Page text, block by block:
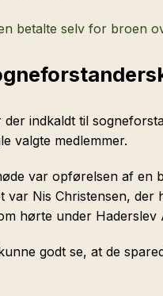
betalte selv for broen
der indkaldt til
valgte medlemmer.
var opførelsen af en
var Nis Christensen,
hørte under
godt se, at de